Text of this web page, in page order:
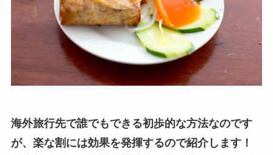
海外旅行先で誰でもできる初歩的な方法なのです
が、楽な割には効果を発揮するので紹介します！